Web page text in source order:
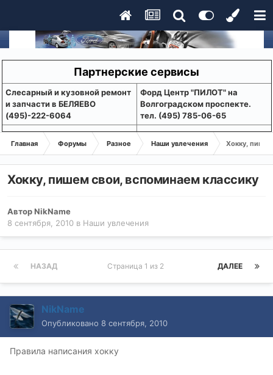
Партнерские сервисы
Слесарный и кузовной ремонт
и запчасти в БЕЛЯЕВО
(495)-222-6064
Форд Центр "ПИЛОТ" на
Волгоградском проспекте.
тел. (495) 785-06-65
Главная Форумы Разное Наши увлечения Хокку,
Хокку, пишем свои, вспоминаем классику
АвторNikName
8 сентября, 2010 в Наши увлечения
НАЗАД ДАЛЕЕ
Страница 1 из 2
NikName
Опубликовано 8 сентября, 2010
Правила написания хокку